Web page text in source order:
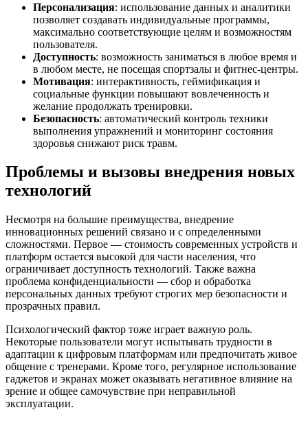
Персонализация: использование данных и аналитики
позволяет создавать индивидуальные программы,
максимально соответствующие целям и возможностям
пользователя.
Доступность: возможность заниматься в любое время и
в любом месте, не посещая спортзалы и фитнес-центры.
Мотивация: интерактивность, геймификация и
социальные функции повышают вовлеченность и
желание продолжать тренировки.
Безопасность: автоматический контроль техники
выполнения упражнений и мониторинг состояния
здоровья снижают риск травм.
Проблемы и вызовы внедрения новых
технологий
Несмотря на большие преимущества, внедрение
инновационных решений связано и с определенными
сложностями. Первое — стоимость современных устройств и
платформ остается высокой для части населения, что
ограничивает доступность технологий. Также важна
проблема конфиденциальности — сбор и обработка
персональных данных требуют строгих мер безопасности и
прозрачных правил.
Психологический фактор тоже играет важную роль.
Некоторые пользователи могут испытывать трудности в
адаптации к цифровым платформам или предпочитать живое
общение с тренерами. Кроме того, регулярное использование
гаджетов и экранах может оказывать негативное влияние на
зрение и общее самочувствие при неправильной
эксплуатации.